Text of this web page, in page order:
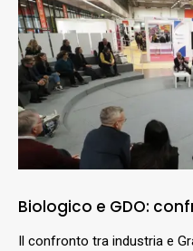
Biologico e GDO:
Il confronto tra industria e